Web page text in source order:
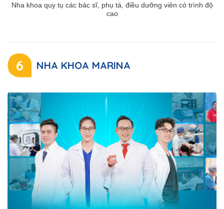
Nha khoa quy tụ các bác sĩ, phụ tá, điều dưỡng viên có trình độ
cao
6 NHA KHOA MARINA